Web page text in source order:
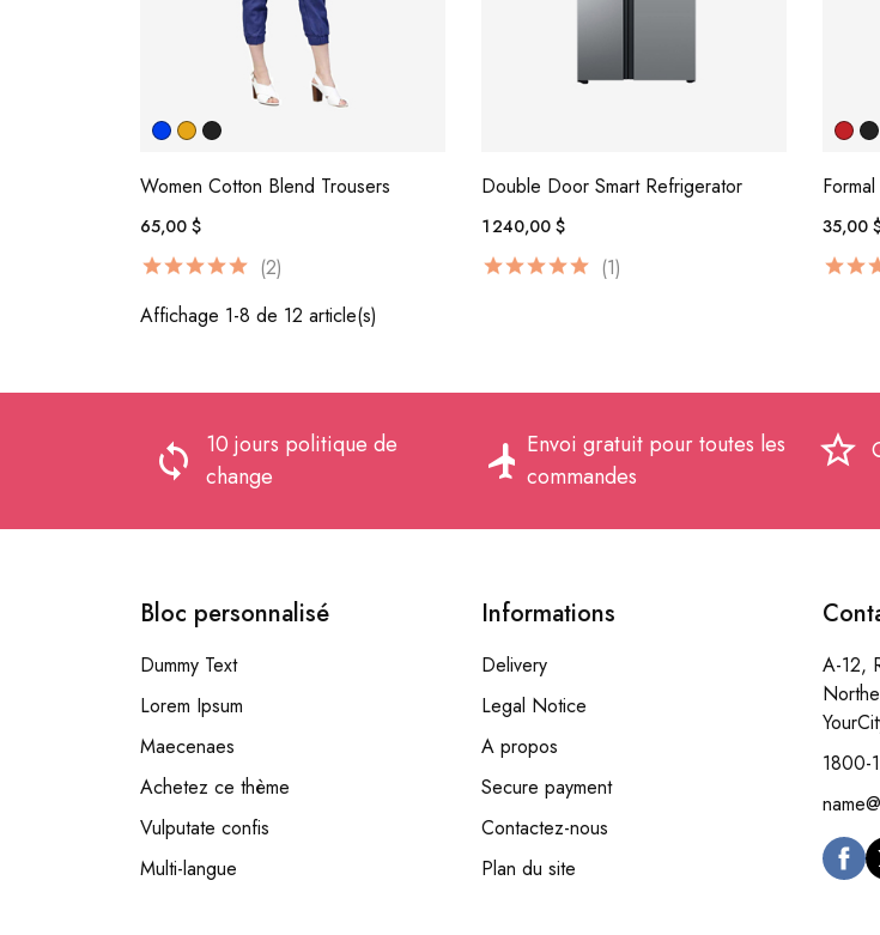
Women Cotton Blend Trousers
65,00 $
(2)
Double Door Smart Refrigerator
1 240,00 $
(1)
35,00
Affichage 1-8 de 12 article(s)
loop
10 jours politique de
change
flight Envoi gratuit pour toutes les
commandes
star_border
Bloc personnalisé
Dummy Text
Lorem Ipsum
Maecenaes
Achetez ce thème
Vulputate confis
Multi-langue
Informations
Delivery
Legal Notice
A propos
Secure payment
Contactez-nous
Plan du site
A-12,
1800-